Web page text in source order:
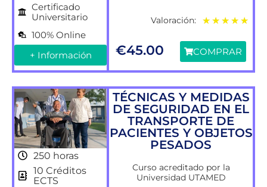
Certificado
Universitario
100% Online
+ Información
Valoración: ★ ★ ★ ★ ★
€45.00 COMPRAR
250 horas
10 Créditos
ECTS
TÉCNICAS Y MEDIDAS
DE SEGURIDAD EN EL
TRANSPORTE DE
PACIENTES Y OBJETOS
PESADOS
Curso acreditado por la
Universidad UTAMED